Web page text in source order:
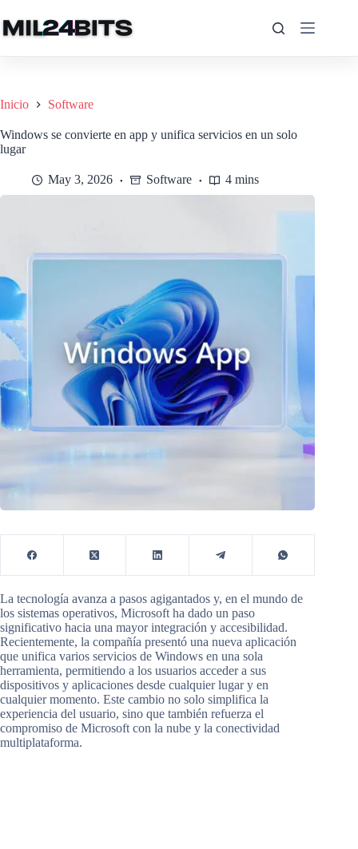
al
contenido
Inicio Software
Windows se convierte en app y unifica servicios en un solo
lugar
May 3, 2026 Software 4 mins
La tecnología avanza a pasos agigantados y, en el mundo de
los sistemas operativos, Microsoft ha dado un paso
significativo hacia una mayor integración y accesibilidad.
Recientemente, la compañía presentó una nueva aplicación
que unifica varios servicios de Windows en una sola
herramienta, permitiendo a los usuarios acceder a sus
dispositivos y aplicaciones desde cualquier lugar y en
cualquier momento. Este cambio no solo simplifica la
experiencia del usuario, sino que también refuerza el
compromiso de Microsoft con la nube y la conectividad
multiplataforma.